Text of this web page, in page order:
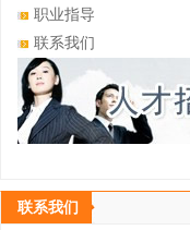
职业指导
联系我们
联系我们